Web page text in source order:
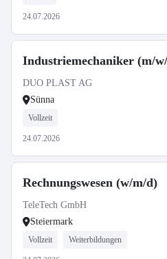
24.07.2026
Industriemechaniker (m/
DUO PLAST AG
Sünna
Vollzeit
24.07.2026
Rechnungswesen (w/m/d)
TeleTech GmbH
Steiermark
Vollzeit Weiterbildungen